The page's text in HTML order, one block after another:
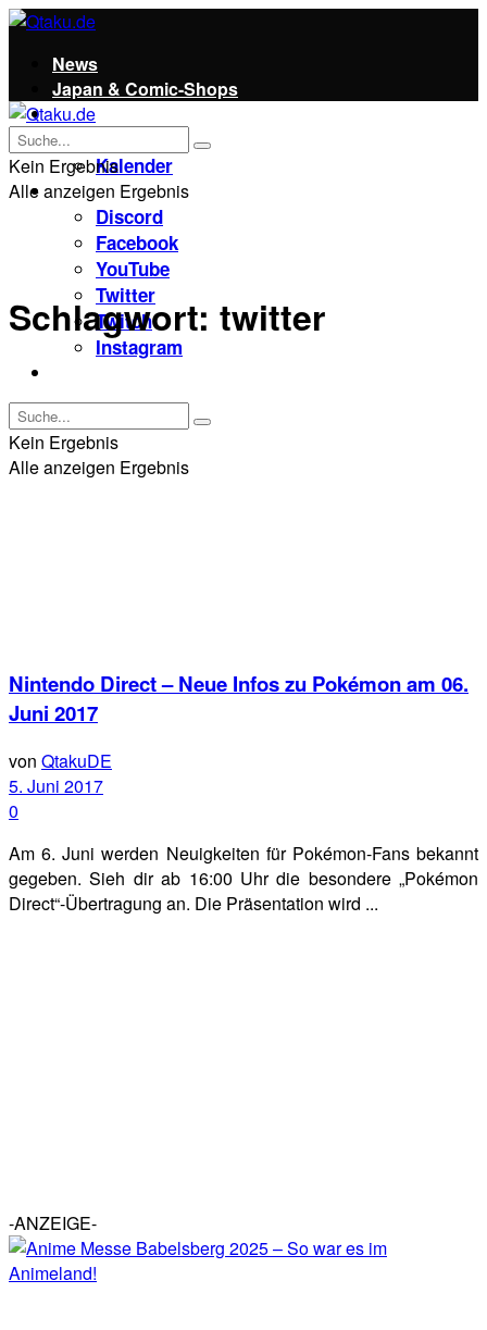
News
Japan & Comic-Shops
Qtaku
Kalender
Social
Discord
Facebook
YouTube
Twitter
Twitch
Instagram
Kein Ergebnis
Alle anzeigen Ergebnis
Kein Ergebnis
Alle anzeigen Ergebnis
Schlagwort: twitter
Nintendo Direct – Neue Infos zu Pokémon am 06.
Juni 2017
von QtakuDE
5. Juni 2017
0
Am 6. Juni werden Neuigkeiten für Pokémon-Fans bekannt
gegeben. Sieh dir ab 16:00 Uhr die besondere „Pokémon
Direct“-Übertragung an. Die Präsentation wird ...
-ANZEIGE-